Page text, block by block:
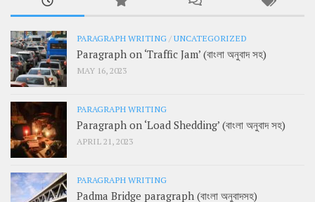
PARAGRAPH WRITING /UNCATEGORIZED
Paragraph on ‘Traffic Jam’ (বাংলা অনুবাদ সহ)
MAY 16, 2023
PARAGRAPH WRITING
Paragraph on ‘Load Shedding’ (বাংলা অনুবাদ সহ)
APRIL 21, 2023
PARAGRAPH WRITING
Padma Bridge paragraph (বাংলা অনুবাদসহ)